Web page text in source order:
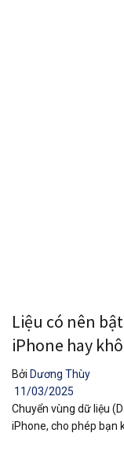
Liệu có nên
iPhone hay
Bởi Dương Thùy
11/03/2025
Chuyển vùng dữ liệu
iPhone, cho phép bạn